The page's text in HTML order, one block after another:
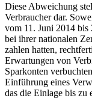
Diese Abweichung
Verbraucher dar.
vom 11. Juni 2014 bis
bei ihrer nationalen
zahlen hatten,
Erwartungen von
Sparkonten
Einführung eines
das die Einlage bis zu